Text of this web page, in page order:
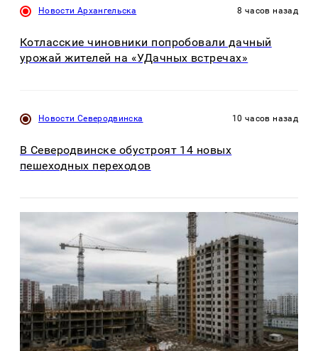
Новости Архангельска 8 часов назад
Котласские чиновники попробовали дачный
урожай жителей на «УДачных встречах»
Новости Северодвинска 10 часов назад
В Северодвинске обустроят 14 новых
пешеходных переходов